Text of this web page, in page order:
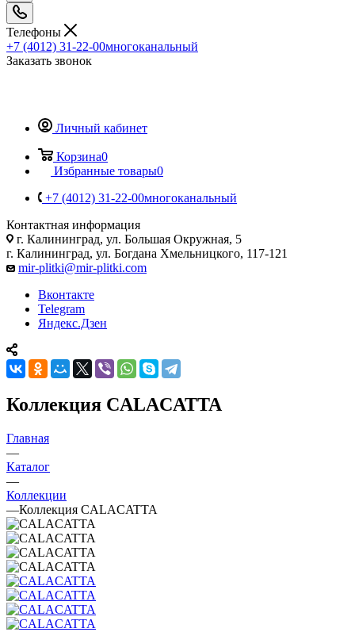
Телефоны
+7 (4012) 31-22-00многоканальный
Заказать звонок
Личный кабинет
Корзина0
Избранные товары0
+7 (4012) 31-22-00многоканальный
Контактная информация
г. Калининград, ул. Большая Окружная, 5
г. Калининград, ул. Богдана Хмельницкого, 117-121
mir-plitki@mir-plitki.com
Вконтакте
Telegram
Яндекс.Дзен
Коллекция CALACATTA
Главная
—
Каталог
—
Коллекции
—Коллекция CALACATTA